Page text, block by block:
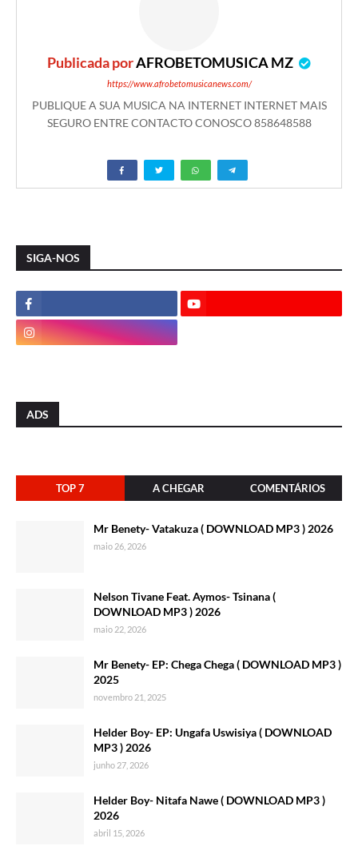
Publicada porAFROBETOMUSICA MZ
https://www.afrobetomusicanews.com/
PUBLIQUE A SUA MUSICA NA INTERNET INTERNET MAIS
SEGURO ENTRE CONTACTO CONOSCO 858648588
SIGA-NOS
ADS
TOP 7 A CHEGAR COMENTÁRIOS
Mr Benety- Vatakuza ( DOWNLOAD MP3 ) 2026
maio 26, 2026
Nelson Tivane Feat. Aymos- Tsinana (
DOWNLOAD MP3 ) 2026
maio 22, 2026
Mr Benety- EP: Chega Chega ( DOWNLOAD MP3 )
2025
novembro 21, 2025
Helder Boy- EP: Ungafa Uswisiya ( DOWNLOAD
MP3 ) 2026
junho 27, 2026
Helder Boy- Nitafa Nawe ( DOWNLOAD MP3 )
2026
abril 15, 2026